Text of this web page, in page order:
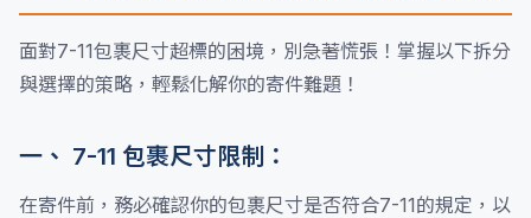
面對7-11包裹尺寸超標的困境，別急著慌張！掌握以下拆分
與選擇的策略，輕鬆化解你的寄件難題！
一、 7-11 包裹尺寸限制：
在寄件前，務必確認你的包裹尺寸是否符合7-11的規定，以